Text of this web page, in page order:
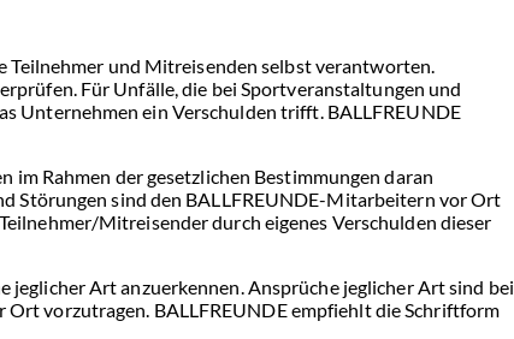
Teilnehmer und Mitreisenden selbst verantworten.
Für Unfälle, die bei Sportveranstaltungen und
Unternehmen ein Verschulden trifft. BALLFREUNDE
Rahmen der gesetzlichen Bestimmungen daran
Störungen sind den BALLFREUNDE-Mitarbeitern vor Ort
Mitreisender durch eigenes Verschulden dieser
Art anzuerkennen. Ansprüche jeglicher Art sind bei
vorzutragen. BALLFREUNDE empfiehlt die Schriftform